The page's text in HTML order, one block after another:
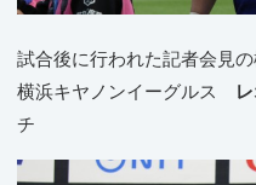
試合後に行われた記者会見
横浜キヤノンイーグルス
チ